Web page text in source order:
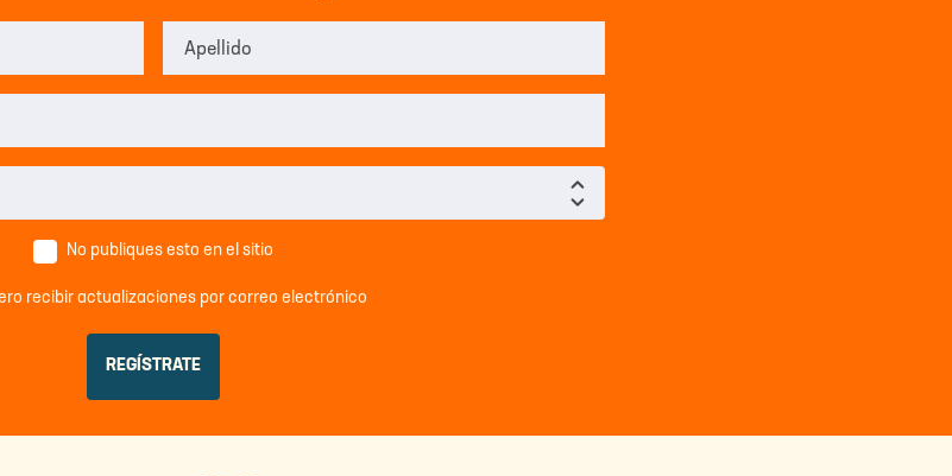
Apellido
No publiques esto en el sitio
recibir actualizaciones por correo electrónico